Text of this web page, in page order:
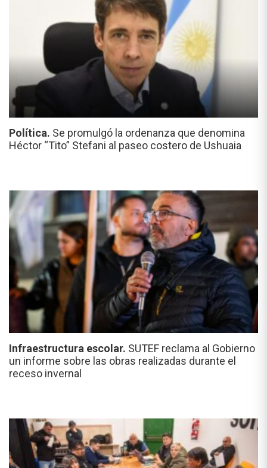
Política. Se promulgó la ordenanza que denomina
Héctor “Tito” Stefani al paseo costero de Ushuaia
Infraestructura escolar. SUTEF reclama al Gobierno
un informe sobre las obras realizadas durante el
receso invernal